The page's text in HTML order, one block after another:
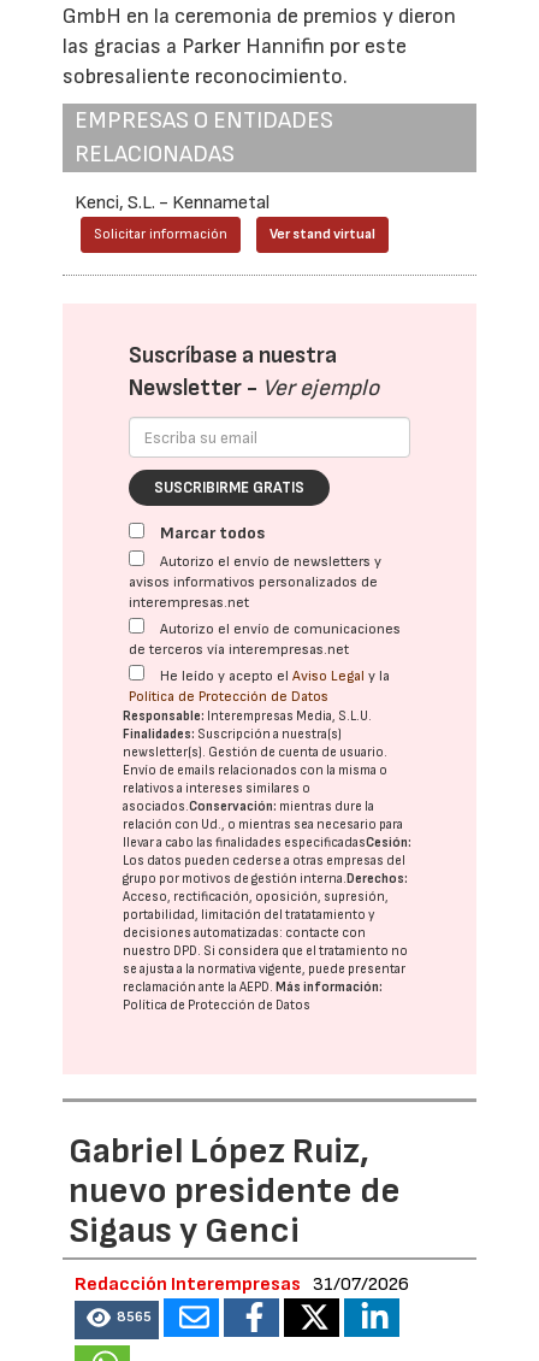
GmbH en la ceremonia de premios y dieron
las gracias a Parker Hannifin por este
sobresaliente reconocimiento.
EMPRESAS O ENTIDADES
RELACIONADAS
Kenci, S.L. - Kennametal
Solicitar información Ver stand virtual
Suscríbase a nuestra
Newsletter - Ver ejemplo
SUSCRIBIRME GRATIS
Marcar todos
Autorizo el envío de newsletters y
avisos informativos personalizados de
interempresas.net
Autorizo el envío de comunicaciones
de terceros vía interempresas.net
He leído y acepto elAviso Legal y la
Política de Protección de Datos
Responsable: Interempresas Media, S.L.U.
Finalidades: Suscripción a nuestra(s)
newsletter(s). Gestión de cuenta de usuario.
Envío de emails relacionados con la misma o
relativos a intereses similares o
asociados.Conservación: mientras dure la
relación con Ud., o mientras sea necesario para
llevar a cabo las finalidades especificadasCesión:
Los datos pueden cederse a otras empresas del
grupo por motivos de gestión interna. Derechos:
Acceso, rectificación, oposición, supresión,
portabilidad, limitación del tratatamiento y
decisiones automatizadas: contacte con
nuestro DPD. Si considera que el tratamiento no
se ajusta a la normativa vigente, puede presentar
reclamación ante laAEPD. Más información:
Política de Protección de Datos
Gabriel López Ruiz,
nuevo presidente de
Sigaus y Genci
Redacción Interempresas 31/07/2026
8565